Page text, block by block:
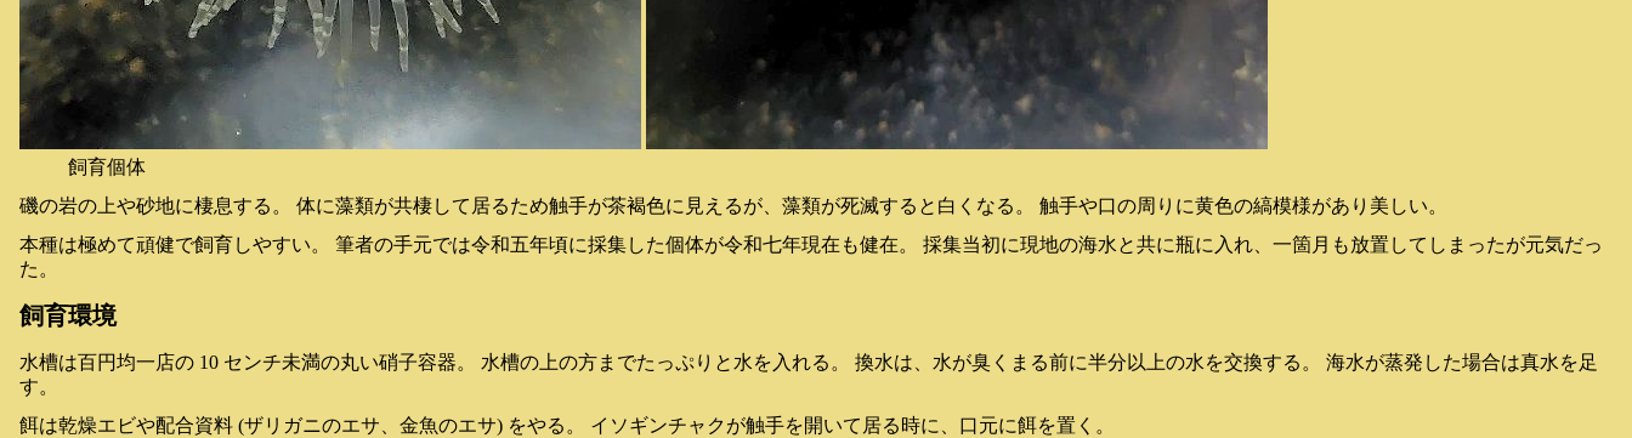
飼育個体
磯の岩の上や砂地に棲息する。 体に藻類が共棲して居るため触手が茶褐色に見えるが、藻類が死滅すると白くなる。 触手や口の周りに黄色の縞模様があり美しい。
本種は極めて頑健で飼育しやすい。 筆者の手元では令和五年頃に採集した個体が令和七年現在も健在。 採集当初に現地の海水と共に瓶に入れ、一箇月も放置してしまったが元気だっ
た。
飼育環境
水槽は百円均一店の 10 センチ未満の丸い硝子容器。 水槽の上の方までたっぷりと水を入れる。 換水は、水が臭くまる前に半分以上の水を交換する。 海水が蒸発した場合は真水を足
す。
餌は乾燥エビや配合資料 (ザリガニのエサ、金魚のエサ) をやる。 イソギンチャクが触手を開いて居る時に、口元に餌を置く。